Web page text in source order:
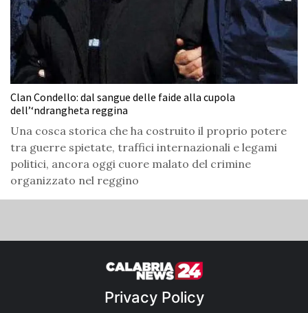
Clan Condello: dal sangue delle faide alla cupola
dell’‘ndrangheta reggina
Una cosca storica che ha costruito il proprio potere
tra guerre spietate, traffici internazionali e legami
politici, ancora oggi cuore malato del crimine
organizzato nel reggino
Privacy Policy